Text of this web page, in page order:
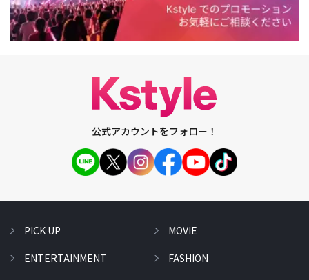
公式アカウントをフォロー！
PICK UP
ENTERTAINMENT
MOVIE
FASHION